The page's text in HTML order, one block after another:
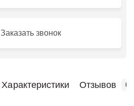
Заказать звонок
Характеристики Отзывов 0